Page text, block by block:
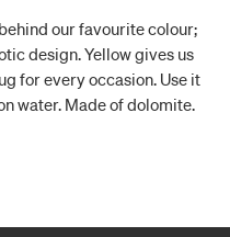
our favourite colour;
design. Yellow gives us
for every occasion. Use it
water. Made of dolomite.